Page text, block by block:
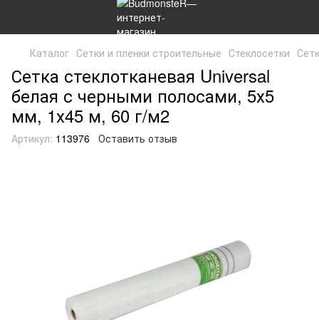
Каталог Сетки и пленки строительные Стеклосетки
Сетка стеклотканевая Universal
белая с черными полосами, 5х5
мм, 1х45 м, 60 г/м2
Артикул: 113976 Оставить отзыв